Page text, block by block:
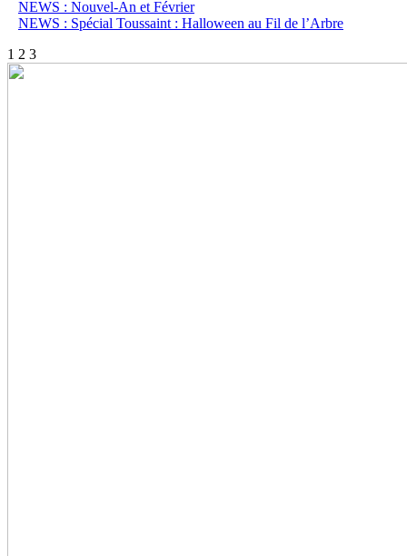
NEWS : Nouvel-An et Février
NEWS : Spécial Toussaint : Halloween au Fil de l’Arbre
1 2 3